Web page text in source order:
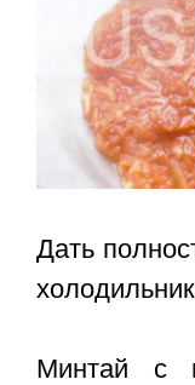
Дать
Минтай с